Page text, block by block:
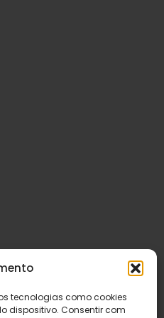
tecnologias como cookies
dispositivo. Consentir com